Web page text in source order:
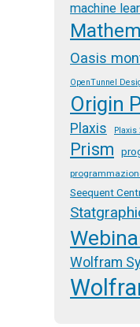
machine
Oasis
OpenTunnel
Origin
Plaxis Plaxis
Prism
Seequent
Wolfram